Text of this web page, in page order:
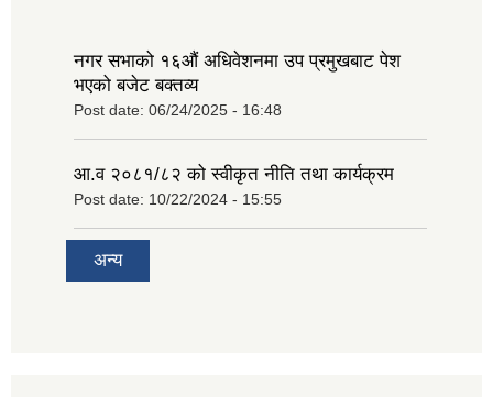
नगर सभाको १६‍औं अधिवेशनमा उप प्रमुखबाट पेश
भएको बजेट बक्तव्य
Post date: 06/24/2025 - 16:48
आ.व २०८१/८२ को स्वीकृत नीति तथा कार्यक्रम
Post date: 10/22/2024 - 15:55
अन्य